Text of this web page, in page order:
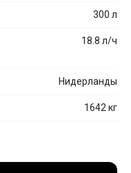
300 л
18.8 л/ч
Нидерланды
1642 кг